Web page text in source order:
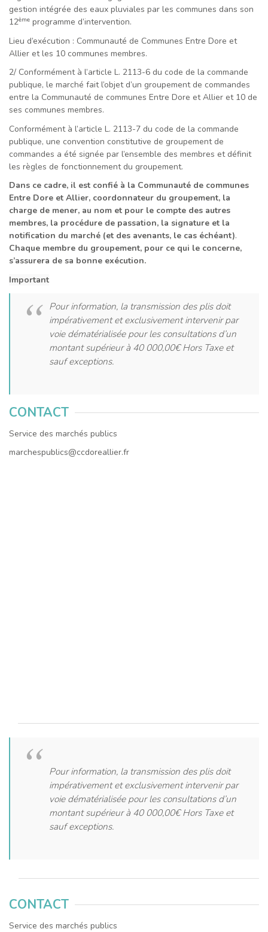
gestion intégrée des eaux pluviales par les communes dans son
12ème programme d’intervention.
Lieu d’exécution : Communauté de Communes Entre Dore et
Allier et les 10 communes membres.
2/ Conformément à l’article L. 2113-6 du code de la commande
publique, le marché fait l’objet d’un groupement de commandes
entre la Communauté de communes Entre Dore et Allier et 10 de
ses communes membres.
Conformément à l’article L. 2113-7 du code de la commande
publique, une convention constitutive de groupement de
commandes a été signée par l’ensemble des membres et définit
les règles de fonctionnement du groupement.
Dans ce cadre, il est confié à la Communauté de communes
Entre Dore et Allier, coordonnateur du groupement, la
charge de mener, au nom et pour le compte des autres
membres, la procédure de passation, la signature et la
notification du marché (et des avenants, le cas échéant).
Chaque membre du groupement, pour ce qui le concerne,
s’assurera de sa bonne exécution.
Important
Pour information, la transmission des plis doit
impérativement et exclusivement intervenir par
voie dématérialisée pour les consultations d’un
montant supérieur à 40 000,00€ Hors Taxe et
sauf exceptions.
CONTACT
Service des marchés publics
marchespublics@ccdoreallier.fr
Pour information, la transmission des plis doit
impérativement et exclusivement intervenir par
voie dématérialisée pour les consultations d’un
montant supérieur à 40 000,00€ Hors Taxe et
sauf exceptions.
CONTACT
Service des marchés publics